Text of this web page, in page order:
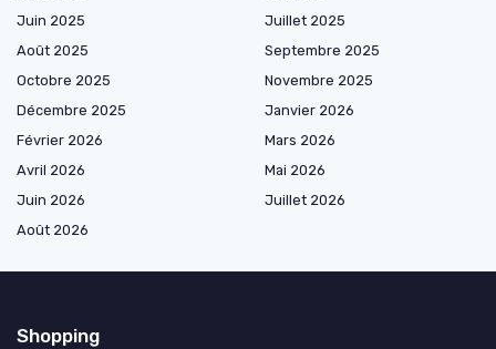
Juin 2025
Juillet 2025
Août 2025
Septembre 2025
Octobre 2025
Novembre 2025
Décembre 2025
Janvier 2026
Février 2026
Mars 2026
Avril 2026
Mai 2026
Juin 2026
Juillet 2026
Août 2026
Shopping